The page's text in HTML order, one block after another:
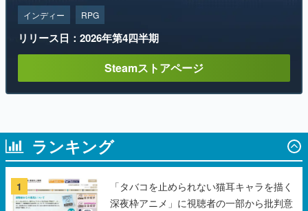
インディー RPG
リリース日：2026年第4四半期
Steamストアページ
ランキング
1
「タバコを止められない猫耳キャラを描く
深夜枠アニメ」に視聴者の一部から批判意